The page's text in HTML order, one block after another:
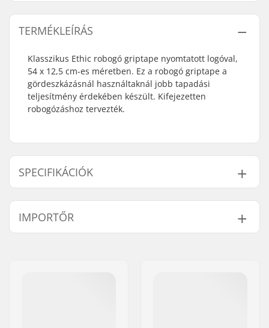
TERMÉKLEÍRÁS
Klasszikus Ethic robogó griptape nyomtatott logóval,
54 x 12,5 cm-es méretben. Ez a robogó griptape a
gördeszkázásnál használtaknál jobb tapadási
teljesítmény érdekében készült. Kifejezetten
robogózáshoz tervezték.
SPECIFIKÁCIÓK
Length:
54cm (21.3")
Width:
Súly:
8g
IMPORTŐR